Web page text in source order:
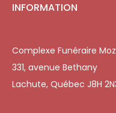
INFORMATION
Complexe Funéraire
331, avenue Bethany
Lachute, Québec J8H